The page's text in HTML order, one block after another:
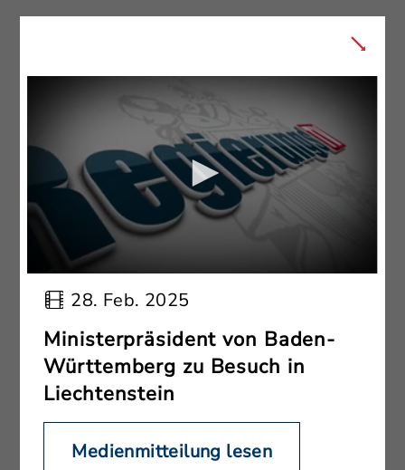
28. Feb. 2025
Ministerpräsident von Baden-
Württemberg zu Besuch in
Liechtenstein
Medienmitteilung lesen